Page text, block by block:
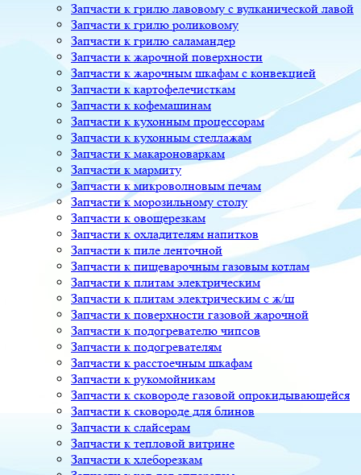
Запчасти к грилю лавовому с вулканической лавой
Запчасти к грилю роликовому
Запчасти к грилю саламандер
Запчасти к жарочной поверхности
Запчасти к жарочным шкафам с конвекцией
Запчасти к картофелечисткам
Запчасти к кофемашинам
Запчасти к кухонным процессорам
Запчасти к кухонным стеллажам
Запчасти к макароноваркам
Запчасти к мармиту
Запчасти к микроволновым печам
Запчасти к морозильному столу
Запчасти к овощерезкам
Запчасти к охладителям напитков
Запчасти к пиле ленточной
Запчасти к пищеварочным газовым котлам
Запчасти к плитам электрическим
Запчасти к плитам электрическим с ж/ш
Запчасти к поверхности газовой жарочной
Запчасти к подогревателю чипсов
Запчасти к подогревателям
Запчасти к расстоечным шкафам
Запчасти к рукомойникам
Запчасти к сковороде газовой опрокидывающейся
Запчасти к сковороде для блинов
Запчасти к слайсерам
Запчасти к тепловой витрине
Запчасти к хлеборезкам